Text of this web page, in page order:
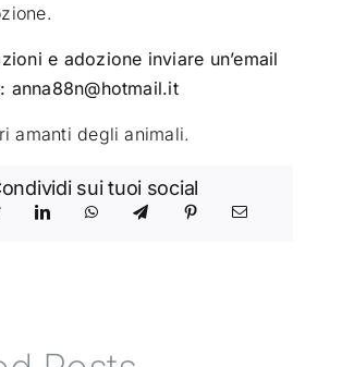
e adozione inviare un’email
anna88n@hotmail.it
amanti degli animali.
sui tuoi social